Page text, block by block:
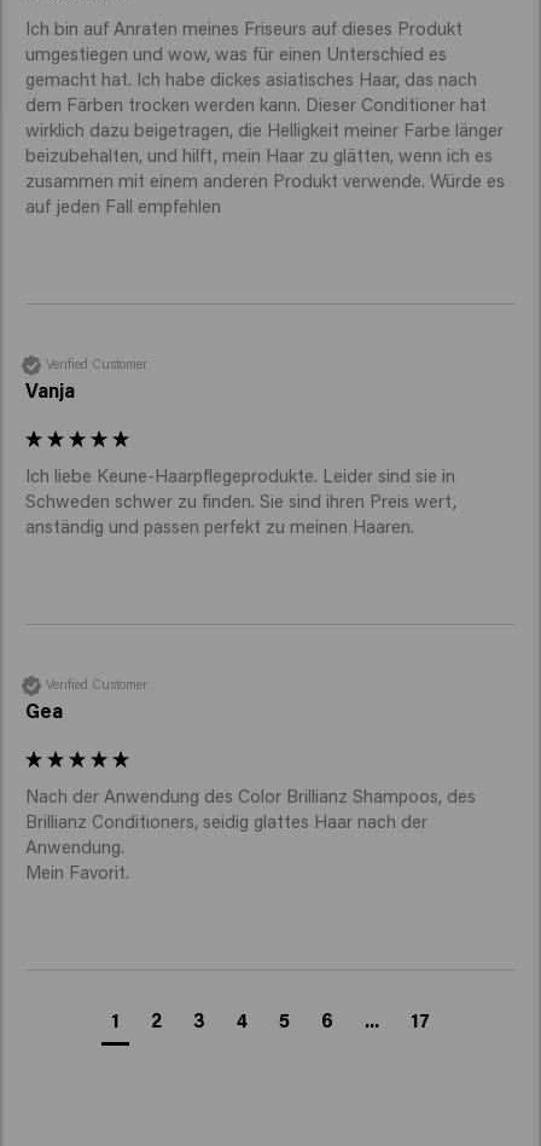
Ich bin auf Anraten meines Friseurs auf dieses Produkt
umgestiegen und wow, was für einen Unterschied es
gemacht hat. Ich habe dickes asiatisches Haar, das nach
dem Färben trocken werden kann. Dieser Conditioner hat
wirklich dazu beigetragen, die Helligkeit meiner Farbe länger
beizubehalten, und hilft, mein Haar zu glätten, wenn ich es
zusammen mit einem anderen Produkt verwende. Würde es
auf jeden Fall empfehlen
Verified Customer
Vanja
Ich liebe Keune-Haarpflegeprodukte. Leider sind sie in
Schweden schwer zu finden. Sie sind ihren Preis wert,
anständig und passen perfekt zu meinen Haaren.
Verified Customer
Gea
Nach der Anwendung des Color Brillianz Shampoos, des
Brillianz Conditioners, seidig glattes Haar nach der
Anwendung.
1 2 3 4 5 6 ... 17